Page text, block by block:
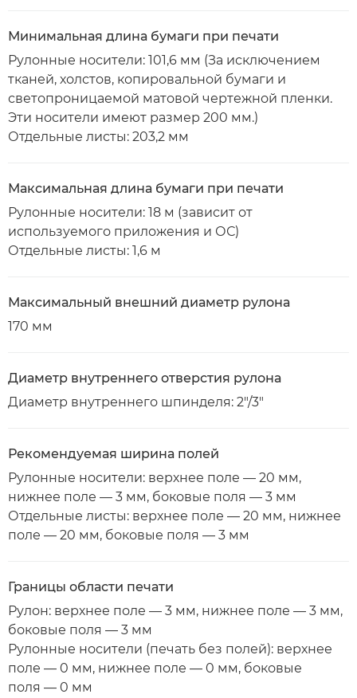
Минимальная длина бумаги при печати
Рулонные носители: 101,6 мм (За исключением
тканей, холстов, копировальной бумаги и
светопроницаемой матовой чертежной пленки.
Эти носители имеют размер 200 мм.)
Отдельные листы: 203,2 мм
Максимальная длина бумаги при печати
Рулонные носители: 18 м (зависит от
используемого приложения и ОС)
Отдельные листы: 1,6 м
Максимальный внешний диаметр рулона
170 мм
Диаметр внутреннего отверстия рулона
Диаметр внутреннего шпинделя: 2"/3"
Рекомендуемая ширина полей
Рулонные носители: верхнее поле — 20 мм,
нижнее поле — 3 мм, боковые поля — 3 мм
Отдельные листы: верхнее поле — 20 мм, нижнее
поле — 20 мм, боковые поля — 3 мм
Границы области печати
Рулон: верхнее поле — 3 мм, нижнее поле — 3 мм,
боковые поля — 3 мм
Рулонные носители (печать без полей): верхнее
поле — 0 мм, нижнее поле — 0 мм, боковые
поля — 0 мм